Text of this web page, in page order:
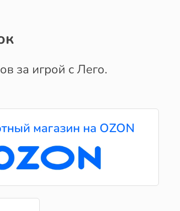
за игрой с Лего.
магазин на OZON